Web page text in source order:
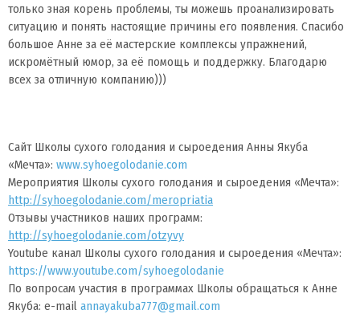
только зная корень проблемы, ты можешь проанализировать
ситуацию и понять настоящие причины его появления. Спасибо
большое Анне за её мастерские комплексы упражнений,
искромётный юмор, за её помощь и поддержку. Благодарю
всех за отличную компанию)))
Сайт Школы сухого голодания и сыроедения Анны Якуба
«Мечта»: www.syhoegolodanie.com
Мероприятия Школы сухого голодания и сыроедения «Мечта»:
http://syhoegolodanie.com/meropriatia
Отзывы участников наших программ:
http://syhoegolodanie.com/otzyvy
Youtube канал Школы сухого голодания и сыроедения «Мечта»:
https://www.youtube.com/syhoegolodanie
По вопросам участия в программах Школы обращаться к Анне
Якуба: e-mail annayakuba777@gmail.com